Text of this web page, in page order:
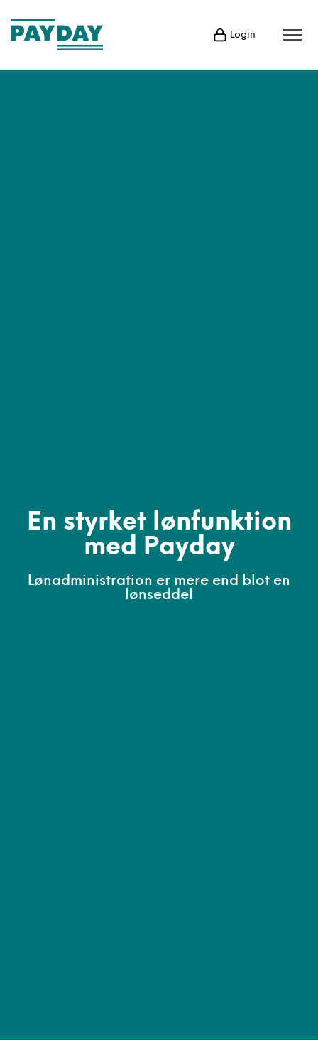
Login
En styrket lønfunktion
med Payday
Lønadministration er mere end blot en
lønseddel